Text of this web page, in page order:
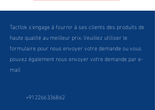
Tactlok s'engage à fournir à ses clients des produits de
haute qualité au meilleur prix. Veuillez utiliser le
formulaire pour nous envoyer votre demande ou vous
pouvez également nous envoyer votre demande par e-
mail
+912266336862